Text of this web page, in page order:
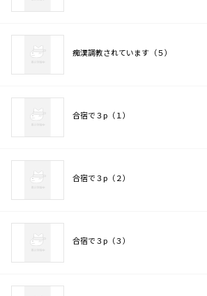
痴漢調教されています（５）
合宿で３p（１）
合宿で３p（２）
合宿で３p（３）